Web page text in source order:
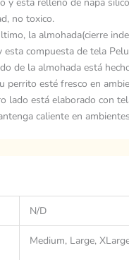
no toxico.
la almohada(cierre
esta compuesta de tela
de la almohada está
perrito esté fresco en
lado está elaborado con
caliente en
N/D
Medium, Large,